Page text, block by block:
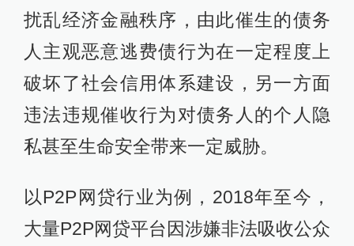
扰乱经济金融秩序，由此催生的债务
人主观恶意逃费债行为在一定程度上
破坏了社会信用体系建设，另一方面
违法违规催收行为对债务人的个人隐
私甚至生命安全带来一定威胁。
以P2P网贷行业为例，2018年至今，
大量P2P网贷平台因涉嫌非法吸收公众